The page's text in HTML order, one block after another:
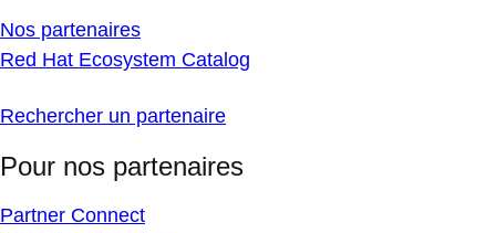
Nos partenaires
Red Hat Ecosystem Catalog
Rechercher un partenaire
Pour nos partenaires
Partner Connect